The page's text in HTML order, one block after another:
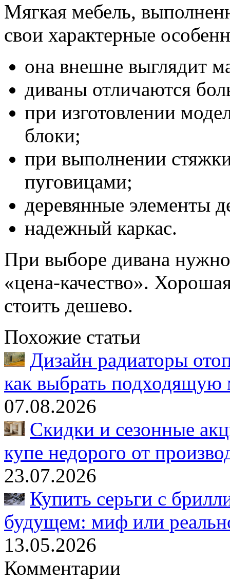
Мягкая мебель,
свои характерные
она внешне выглядит
диваны отличаются
при изготовлении
блоки;
при выполнении
пуговицами;
деревянные элементы
надежный каркас.
При выборе дивана нужно
«цена-качество».
стоить дешево.
Похожие статьи
Дизайн радиаторы
как выбрать подходящую
07.08.2026
Скидки и сезонные
купе недорого от
23.07.2026
Купить серьги с
будущем: миф или
13.05.2026
Комментарии